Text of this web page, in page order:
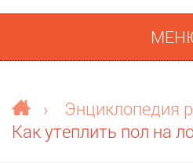
Наши
› Энциклопедия
Как утеплить пол на